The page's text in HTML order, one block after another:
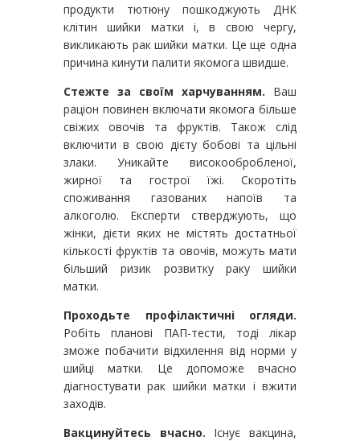
продукти тютюну пошкоджують ДНК
клітин шийки матки і, в свою чергу,
викликають рак шийки матки. Це ще одна
причина кинути палити якомога швидше.
Стежте за своїм харчуванням. Ваш
раціон повинен включати якомога більше
свіжих овочів та фруктів. Також слід
включити в свою дієту бобові та цільні
злаки. Уникайте високообробленої,
жирної та гострої їжі. Скоротіть
споживання газованих напоїв та
алкоголю. Експерти стверджують, що
жінки, дієти яких не містять достатньої
кількості фруктів та овочів, можуть мати
більший ризик розвитку раку шийки
матки.
Проходьте профілактичні огляди.
Робіть планові ПАП-тести, тоді лікар
зможе побачити відхилення від норми у
шийці матки. Це допоможе вчасно
діагностувати рак шийки матки і вжити
заходів.
Вакцинуйтесь вчасно. Існує вакцина,